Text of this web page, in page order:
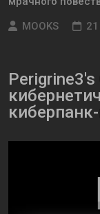
MOOKS